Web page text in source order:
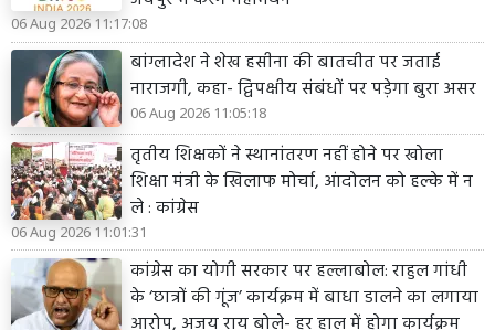
06 Aug 2026 11:17:08
बांग्लादेश ने शेख हसीना की बातचीत पर जताई
नाराजगी, कहा- द्विपक्षीय संबंधों पर पड़ेगा बुरा असर
06 Aug 2026 11:05:18
तृतीय शिक्षकों ने स्थानांतरण नहीं होने पर खोला
शिक्षा मंत्री के खिलाफ मोर्चा, आंदोलन को हल्के में न
ले : कांग्रेस
06 Aug 2026 11:01:31
कांग्रेस का योगी सरकार पर हल्लाबोल: राहुल गांधी
के ‘छात्रों की गूंज’ कार्यक्रम में बाधा डालने का लगाया
आरोप, अजय राय बोले- हर हाल में होगा कार्यक्रम